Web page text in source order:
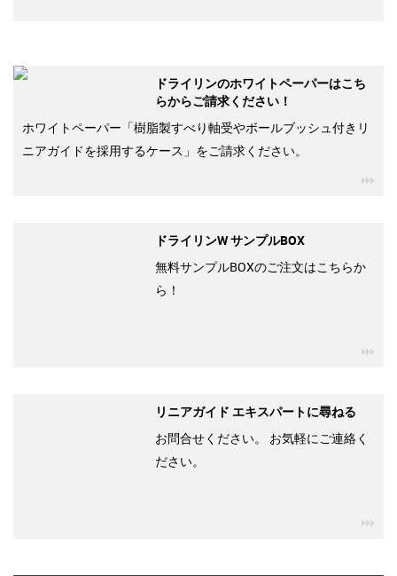
ドライリンのホワイトペーパーはこち
らからご請求ください！
ホワイトペーパー「樹脂製すべり軸受やボールブッシュ付きリ
ニアガイドを採用するケース」をご請求ください。
ドライリンW サンプルBOX
無料サンプルBOXのご注文はこちらか
ら！
リニアガイド エキスパートに尋ねる
お問合せください。 お気軽にご連絡く
ださい。